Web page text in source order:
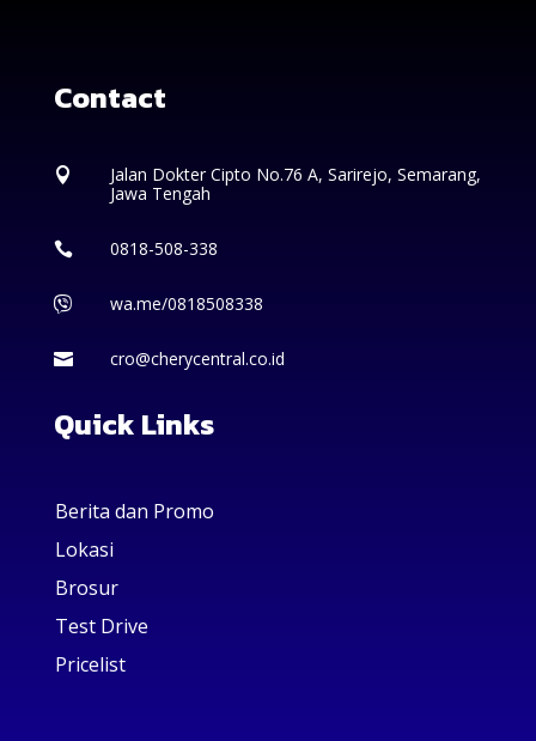
Contact

Jalan Dokter Cipto No.76 A, Sarirejo, Semarang,
Jawa Tengah
 0818-508-338
 wa.me/0818508338
 cro@cherycentral.co.id
Quick Links
Berita dan Promo
Lokasi
Brosur
Test Drive
Pricelist